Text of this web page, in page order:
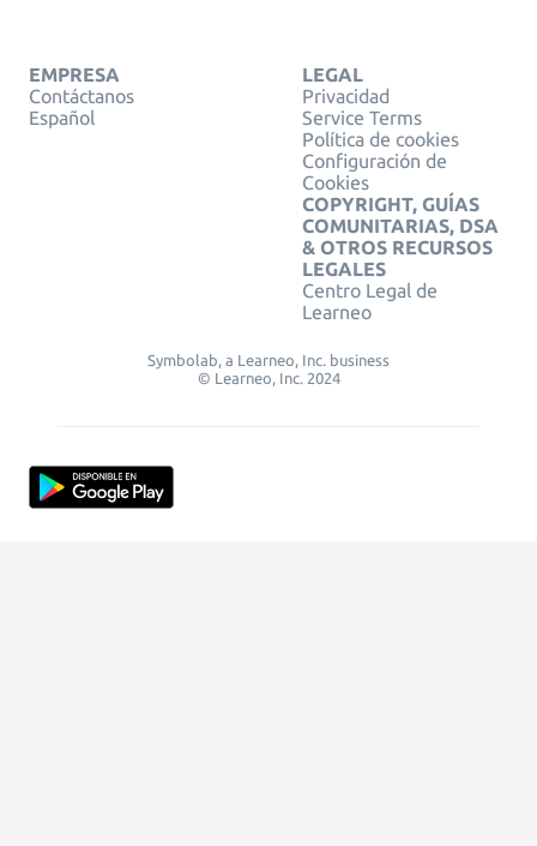
EMPRESA
Contáctanos
Español
LEGAL
Privacidad
Service Terms
Política de cookies
Configuración de
Cookies
COPYRIGHT, GUÍAS
COMUNITARIAS, DSA
& OTROS RECURSOS
LEGALES
Centro Legal de
Learneo
Symbolab, a Learneo, Inc. business
© Learneo, Inc. 2024